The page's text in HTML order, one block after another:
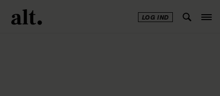
LOG IND